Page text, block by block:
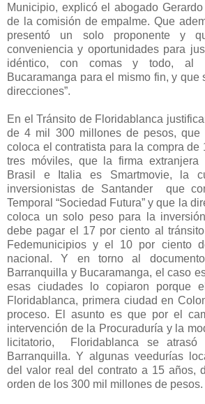
Municipio, explicó el abogado
de la comisión de empalme. Que
presentó un solo proponente y
conveniencia y oportunidades para
idéntico, con comas y todo, al
Bucaramanga para el mismo fin, y
direcciones”.
En el Tránsito de Floridablanca
de 4 mil 300 millones de pesos, que
coloca el contratista para la compra de
tres móviles, que la firma extranjera
Brasil e Italia es Smartmovie, la
inversionistas de Santander que
Temporal “Sociedad Futura” y que la
coloca un solo peso para la
debe pagar el 17 por ciento al
Fedemunicipios y el 10 por ciento
nacional. Y en torno al
Barranquilla y Bucaramanga, el caso
esas ciudades lo copiaron porque
Floridablanca, primera ciudad en
proceso. El asunto es que por el
intervención de la Procuraduría y la
licitatorio, Floridablanca se
Barranquilla. Y algunas veedurías
del valor real del contrato a 15 años,
orden de los 300 mil millones de pesos.